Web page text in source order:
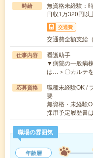
時給
無資格未経験
日収1万320円以
交通費
交通費全額支給
仕事内容
看護助手
▼病院の一般病
は…＞〇カルテ
応募資格
職種未経験OK /
要
無資格・未経験
採用予定履歴書
職場の雰囲気
年齢層